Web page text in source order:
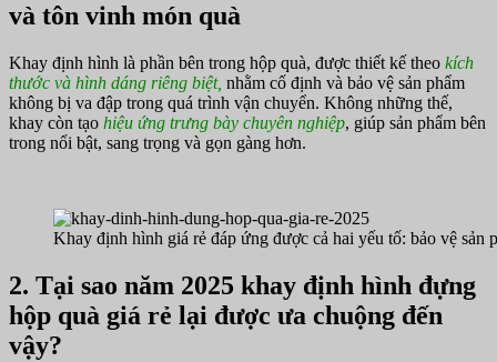
và tôn vinh món quà
Khay định hình là phần bên trong hộp quà, được thiết kế theo kích
thước và hình dáng riêng biệt, nhằm cố định và bảo vệ sản phẩm
không bị va đập trong quá trình vận chuyển. Không những thế,
khay còn tạo hiệu ứng trưng bày chuyên nghiệp, giúp sản phẩm bên
trong nổi bật, sang trọng và gọn gàng hơn.
Khay định hình giá rẻ đáp ứng được cả hai yếu tố: bảo vệ sản
2. Tại sao năm 2025 khay định hình đựng
hộp quà giá rẻ lại được ưa chuộng đến
vậy?